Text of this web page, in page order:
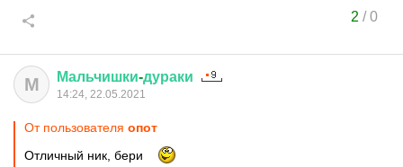
2 /0
М Мальчишки-дураки
14:24, 22.05.2021
От пользователя опот
Отличный ник, бери